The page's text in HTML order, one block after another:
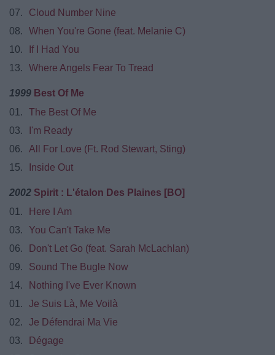
07.
Cloud Number Nine
08.
When You're Gone (feat. Melanie C)
10.
If I Had You
13.
Where Angels Fear To Tread
1999 Best Of Me
01.
The Best Of Me
03.
I'm Ready
06.
All For Love (Ft. Rod Stewart, Sting)
15.
Inside Out
2002 Spirit : L'étalon Des Plaines [BO]
01.
Here I Am
03.
You Can't Take Me
06.
Don't Let Go (feat. Sarah McLachlan)
09.
Sound The Bugle Now
14.
Nothing I've Ever Known
01.
Je Suis Là, Me Voilà
02.
Je Défendrai Ma Vie
03.
Dégage